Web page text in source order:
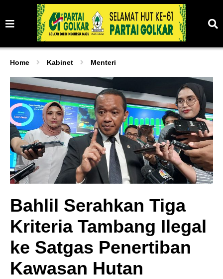
Home Kabinet Menteri
Bahlil Serahkan Tiga
Kriteria Tambang Ilegal
ke Satgas Penertiban
Kawasan Hutan